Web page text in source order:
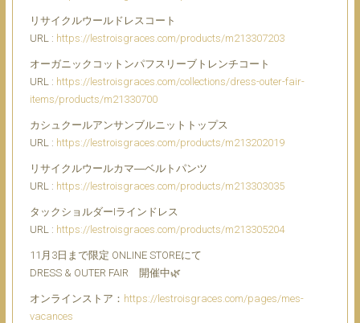
リサイクルウールドレスコート
URL : https://lestroisgraces.com/products/m213307203
オーガニックコットンパフスリーブトレンチコート
URL : https://lestroisgraces.com/collections/dress-outer-fair-
items/products/m21330700
カシュクールアンサンブルニットトップス
URL : https://lestroisgraces.com/products/m213202019
リサイクルウールカマ―ベルトパンツ
URL : https://lestroisgraces.com/products/m213303035
タックショルダーIラインドレス
URL : https://lestroisgraces.com/products/m213305204
11月3日まで限定 ONLINE STOREにて
DRESS & OUTER FAIR 開催中🌿
オンラインストア： https://lestroisgraces.com/pages/mes-
vacances